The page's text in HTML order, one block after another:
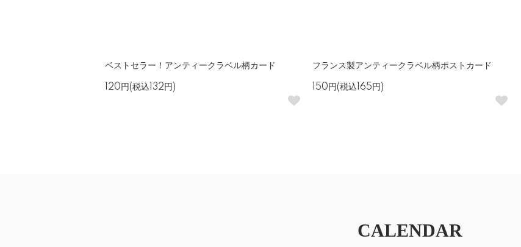
ベストセラー！アンティークラベル柄カード
120円(税込132円)
フランス製アンティークラベル柄ポストカード
150円(税込165円)
CALENDAR